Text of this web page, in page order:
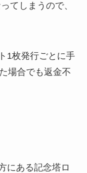
てしまうので、
1枚発行ごとに手
場合でも返金不
にある記念塔ロ